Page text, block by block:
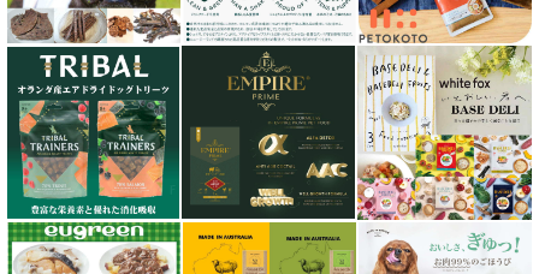
シグネチャー７（Signature7）正規輸入品
シシア Schesir
獣医さん推奨シリーズ
シルクフル SILKFULL
ジーランディア Zealandia